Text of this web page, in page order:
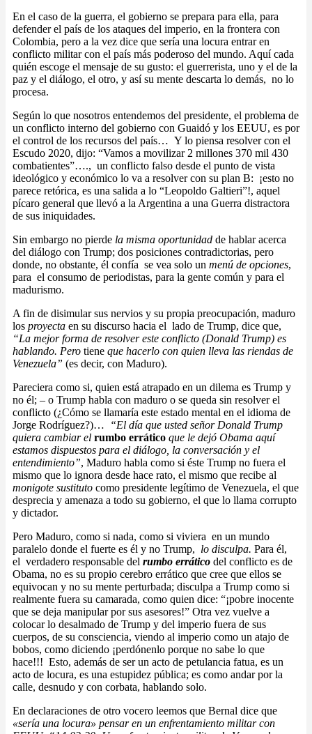
En el caso de la guerra, el gobierno se prepara para ella, para
defender el país de los ataques del imperio, en la frontera con
Colombia, pero a la vez dice que sería una locura entrar en
conflicto militar con el país más poderoso del mundo. Aquí cada
quién escoge el mensaje de su gusto: el guerrerista, uno y el de la
paz y el diálogo, el otro, y así su mente descarta lo demás, no lo
procesa.
Según lo que nosotros entendemos del presidente, el problema de
un conflicto interno del gobierno con Guaidó y los EEUU, es por
el control de los recursos del país… Y lo piensa resolver con el
Escudo 2020, dijo: “Vamos a movilizar 2 millones 370 mil 430
combatientes”…., un conflicto falso desde el punto de vista
ideológico y económico lo va a resolver con su plan B: ¡esto no
parece retórica, es una salida a lo “Leopoldo Galtieri”!, aquel
pícaro general que llevó a la Argentina a una Guerra distractora
de sus iniquidades.
Sin embargo no pierde la misma oportunidad de hablar acerca
del diálogo con Trump; dos posiciones contradictorias, pero
donde, no obstante, él confía se vea solo un menú de opciones,
para el consumo de periodistas, para la gente común y para el
madurismo.
A fin de disimular sus nervios y su propia preocupación, maduro
los proyecta en su discurso hacia el lado de Trump, dice que,
“La mejor forma de resolver este conflicto (Donald Trump) es
hablando. Pero tiene que hacerlo con quien lleva las riendas de
Venezuela” (es decir, con Maduro).
Pareciera como si, quien está atrapado en un dilema es Trump y
no él; – o Trump habla con maduro o se queda sin resolver el
conflicto (¿Cómo se llamaría este estado mental en el idioma de
Jorge Rodríguez?)…
“El día que usted señor Donald Trump
quiera cambiar el rumbo errático que le dejó Obama aquí
estamos dispuestos para el diálogo, la conversación y el
entendimiento”, Maduro habla como si éste Trump no fuera el
mismo que lo ignora desde hace rato, el mismo que recibe al
monigote sustituto como presidente legítimo de Venezuela, el que
desprecia y amenaza a todo su gobierno, el que lo llama corrupto
y dictador.
Pero Maduro, como si nada, como si viviera en un mundo
paralelo donde el fuerte es él y no Trump, lo disculpa. Para él,
el verdadero responsable del rumbo errático del conflicto es de
Obama, no es su propio cerebro errático que cree que ellos se
equivocan y no su mente perturbada; disculpa a Trump como si
realmente fuera su camarada, como quien dice: “¡pobre inocente
que se deja manipular por sus asesores!” Otra vez vuelve a
colocar lo desalmado de Trump y del imperio fuera de sus
cuerpos, de su consciencia, viendo al imperio como un atajo de
bobos, como diciendo ¡perdónenlo porque no sabe lo que
hace!!! Esto, además de ser un acto de petulancia fatua, es un
acto de locura, es una estupidez pública; es como andar por la
calle, desnudo y con corbata, hablando solo.
En declaraciones de otro vocero leemos que Bernal dice que
«sería una locura» pensar en un enfrentamiento militar con